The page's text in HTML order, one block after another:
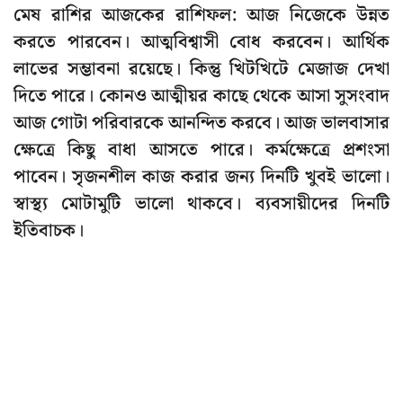
মেষ রাশির আজকের রাশিফল: আজ নিজেকে উন্নত
করতে পারবেন। আত্মবিশ্বাসী বোধ করবেন। আর্থিক
লাভের সম্ভাবনা রয়েছে। কিন্তু খিটখিটে মেজাজ দেখা
দিতে পারে। কোনও আত্মীয়র কাছে থেকে আসা সুসংবাদ
আজ গোটা পরিবারকে আনন্দিত করবে। আজ ভালবাসার
ক্ষেত্রে কিছু বাধা আসতে পারে। কর্মক্ষেত্রে প্রশংসা
পাবেন। সৃজনশীল কাজ করার জন্য দিনটি খুবই ভালো।
স্বাস্থ্য মোটামুটি ভালো থাকবে। ব্যবসায়ীদের দিনটি
ইতিবাচক।